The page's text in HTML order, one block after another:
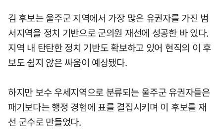
김 후보는 울주군 지역에서 가장 많은 유권자를 가진 범
서지역을 정치 기반으로 군의원 재선에 성공한 바 있다.
지역 내 탄탄한 정치 기반도 확보하고 있어 현직의 이 후
보도 쉽지 않은 싸움이 예상됐다.
하지만 보수 우세지역으로 분류되는 울주군 유권자들은
패기보다는 행정 경험에 표를 결집시키며 이 후보를 재
선 군수로 만들었다.